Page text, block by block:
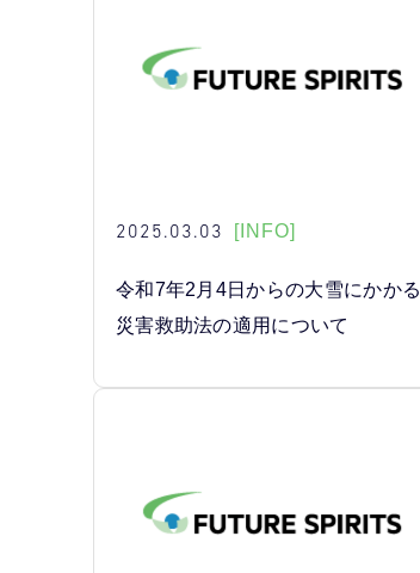
2025.03.03 [INFO]
令和7年2月4日からの大雪にかかる
災害救助法の適用について